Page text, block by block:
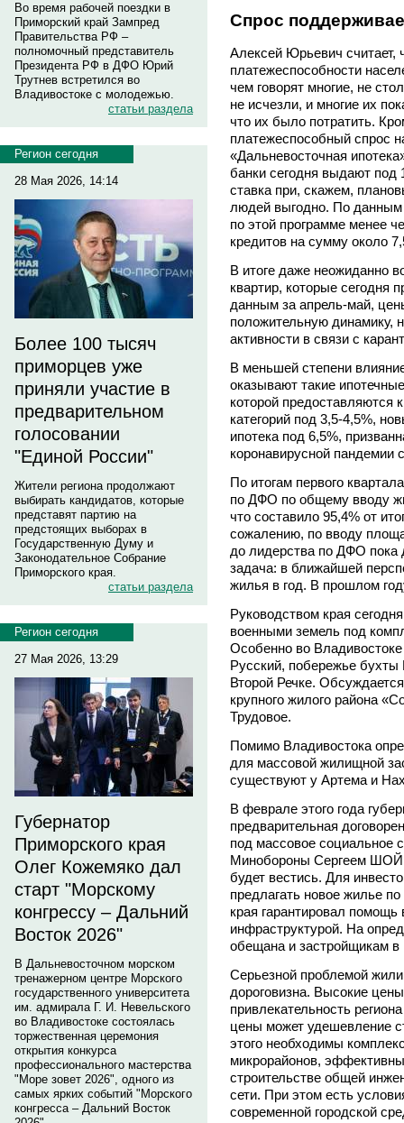
Во время рабочей поездки в
Приморский край Зампред
Правительства РФ –
полномочный представитель
Президента РФ в ДФО Юрий
Трутнев встретился во
Владивостоке с молодежью.
статьи раздела
Регион сегодня
28 Мая 2026, 14:14
Более 100 тысяч
приморцев уже
приняли участие в
предварительном
голосовании
"Единой России"
Жители региона продолжают
выбирать кандидатов, которые
представят партию на
предстоящих выборах в
Государственную Думу и
Законодательное Собрание
Приморского края.
статьи раздела
Регион сегодня
27 Мая 2026, 13:29
Губернатор
Приморского края
Олег Кожемяко дал
старт "Морскому
конгрессу – Дальний
Восток 2026"
В Дальневосточном морском
тренажерном центре Морского
государственного университета
им. адмирала Г. И. Невельского
во Владивостоке состоялась
торжественная церемония
открытия конкурса
профессионального мастерства
"Море зовет 2026", одного из
самых ярких событий "Морского
конгресса – Дальний Восток
Спрос
Алексей Юрьевич считает,
платежеспособности
чем говорят многие, не
не исчезли, и многие их
что их было потратить.
платежеспособный спрос
«Дальневосточная
банки сегодня выдают под
ставка при, скажем,
людей выгодно. По
по этой программе менее
кредитов на сумму около
В итоге даже неожиданно
квартир, которые сегодня
данным за апрель-май,
положительную динамику,
активности в связи с
В меньшей степени
оказывают такие
которой предоставляются
категорий под 3,5-4,5%,
ипотека под 6,5%,
коронавирусной пандемии
По итогам первого
по ДФО по общему вводу
что составило 95,4% от
сожалению, по вводу
до лидерства по ДФО пока
задача: в ближайшей
жилья в год. В прошлом
Руководством края
военными земель под
Особенно во
Русский, побережье
Второй Речке.
крупного жилого района
Трудовое.
Помимо Владивостока
для массовой жилищной
существуют у Артема и
В феврале этого года
предварительная
под массовое социальное
Минобороны Сергеем
будет вестись. Для
предлагать новое жилье
края гарантировал
инфраструктурой. На
обещана и застройщикам в
Серьезной проблемой
дороговизна. Высокие
привлекательность
цены может удешевление
этого необходимы
микрорайонов,
строительстве общей
сети. При этом есть
современной городской